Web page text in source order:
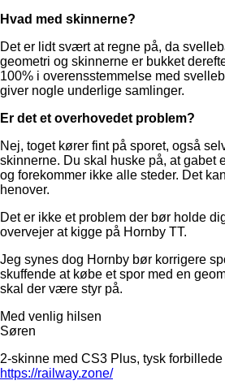
Hvad med skinnerne?
Det er lidt svært at regne på, da
geometri og skinnerne er bukket
100% i overensstemmelse med
giver nogle underlige samlinger.
Er det et overhovedet problem?
Nej, toget kører fint på sporet, også
skinnerne. Du skal huske på, at gabet
og forekommer ikke alle steder. Det
henover.
Det er ikke et problem der bør holde
overvejer at kigge på Hornby TT.
Jeg synes dog Hornby bør korrigere
skuffende at købe et spor med en
skal der være styr på.
Med venlig hilsen
Søren
2-skinne med CS3 Plus, tysk forbillede
https://railway.zone/